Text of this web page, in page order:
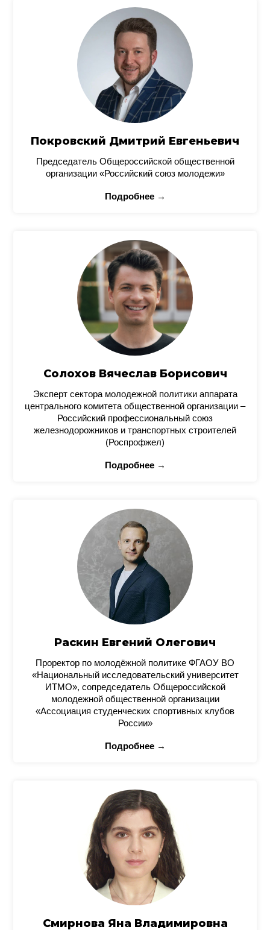
Покровский Дмитрий Евгеньевич
Председатель Общероссийской общественной
организации «Российский союз молодежи»
Подробнее →
Солохов Вячеслав Борисович
Эксперт сектора молодежной политики аппарата
центрального комитета общественной организации –
Российский профессиональный союз
железнодорожников и транспортных строителей
(Роспрофжел)
Подробнее →
Раскин Евгений Олегович
Проректор по молодёжной политике ФГАОУ ВО
«Национальный исследовательский университет
ИТМО», сопредседатель Общероссийской
молодежной общественной организации
«Ассоциация студенческих спортивных клубов
России»
Подробнее →
Смирнова Яна Владимировна